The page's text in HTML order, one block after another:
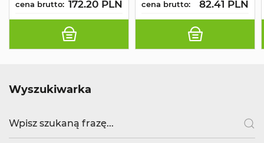
cena brutto: 172.20 PLN cena brutto: 82.41 PLN
Wyszukiwarka